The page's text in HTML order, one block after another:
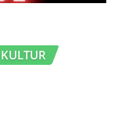
KULTUR